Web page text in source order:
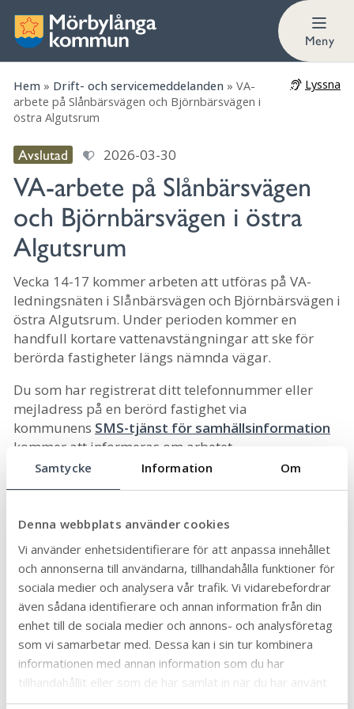
Samtycke Information Om
Denna webbplats använder cookies
Vi använder enhetsidentifierare för att anpassa innehållet
och annonserna till användarna, tillhandahålla funktioner för
sociala medier och analysera vår trafik. Vi vidarebefordrar
även sådana identifierare och annan information från din
enhet till de sociala medier och annons- och analysföretag
som vi samarbetar med. Dessa kan i sin tur kombinera
informationen med annan information som du har
tillhandahållit eller som de har samlat in när du har använt
deras tjänster.
Meny
Hem » Drift- och servicemeddelanden » VA-
arbete på Slånbärsvägen och Björnbärsvägen i
östra Algutsrum
Lyssna
Avslutad 2026-03-30
VA-arbete på Slånbärsvägen
och Björnbärsvägen i östra
Algutsrum
Vecka 14-17 kommer arbeten att utföras på VA-
ledningsnäten i Slånbärsvägen och Björnbärsvägen i
östra Algutsrum. Under perioden kommer en
handfull kortare vattenavstängningar att ske för
berörda fastigheter längs nämnda vägar.
Du som har registrerat ditt telefonnummer eller
mejladress på en berörd fastighet via
kommunens SMS-tjänst för samhällsinformation
kommer att informeras om arbetet.
Senast uppdaterad:2026-04-08 Publicerad:2026-03-20
Dela sidan:
LinkeFace
book
Twit Skriv